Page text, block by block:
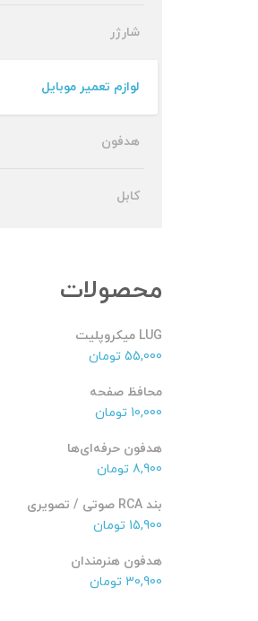
شارژر
لوازم تعمیر موبایل
هدفون
کابل
محصولات
LUG میکروپلیت
55,000 تومان
محافظ صفحه
10,000 تومان
هدفون حرفه‌ای‌ها
8,900 تومان
بند RCA صوتی / تصویری
15,900 تومان
هدفون هنرمندان
30,900 تومان